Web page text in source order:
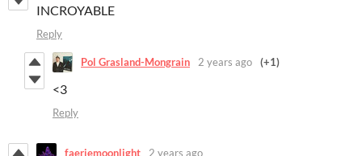
INCROYABLE
Reply
Pol Grasland-Mongrain 2 years ago (+1)
<3
Reply
faeriemoonlight 2 years ago